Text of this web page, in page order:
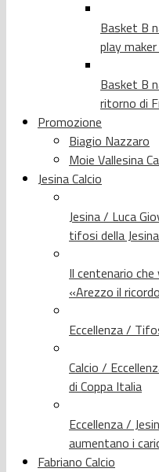
Basket B
play
Basket B
ritorno di
Promozione
Biagio Nazzaro
Moie Vallesina
Jesina Calcio
Jesina / Luca
tifosi della
Il centenario che
«Arezzo il
Eccellenza /
Calcio /
di Coppa Italia
Eccellenza /
aumentano i
Fabriano Calcio